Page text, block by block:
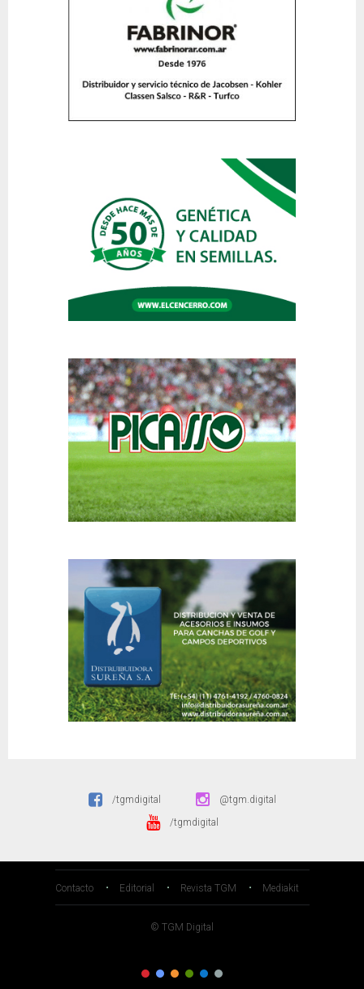
/tgmdigital
@tgm.digital
/tgmdigital
Contacto Editorial Revista TGM Mediakit
© TGM Digital